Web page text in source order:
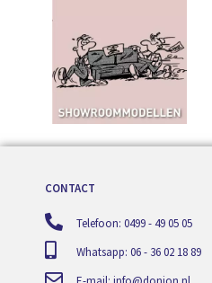
CONTACT
Telefoon: 0499 - 49 05 05
Whatsapp: 06 - 36 02 18 89